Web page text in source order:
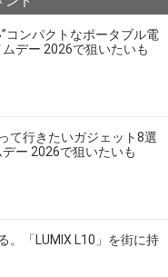
コンパクトなポータブル電
デー 2026で狙いたいも
て行きたいガジェット8選
ー 2026で狙いたいも
。「LUMIX L10」を街に持